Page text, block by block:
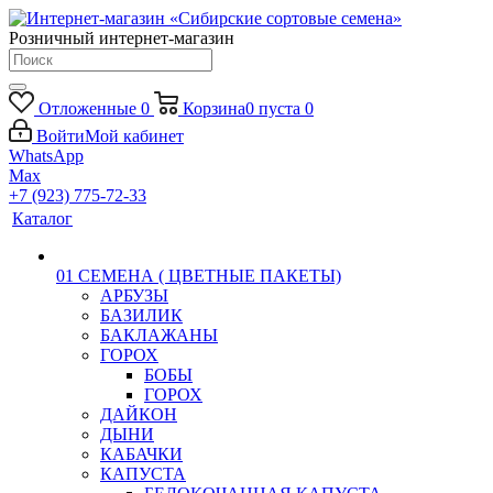
Розничный интернет-магазин
Отложенные 0 Корзина0 пуста 0
ВойтиМой кабинет
WhatsApp
Max
+7 (923) 775-72-33
Каталог
01 СЕМЕНА ( ЦВЕТНЫЕ ПАКЕТЫ)
АРБУЗЫ
БАЗИЛИК
БАКЛАЖАНЫ
ГОРОХ
БОБЫ
ГОРОХ
ДАЙКОН
ДЫНИ
КАБАЧКИ
КАПУСТА